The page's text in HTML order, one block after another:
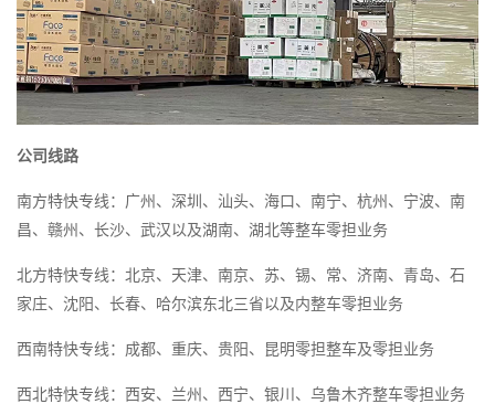
公司线路
南方特快专线：广州、深圳、汕头、海口、南宁、杭州、宁波、南
昌、赣州、长沙、武汉以及湖南、湖北等整车零担业务
北方特快专线：北京、天津、南京、苏、锡、常、济南、青岛、石
家庄、沈阳、长春、哈尔滨东北三省以及内整车零担业务
西南特快专线：成都、重庆、贵阳、昆明零担整车及零担业务
西北特快专线：西安、兰州、西宁、银川、乌鲁木齐整车零担业务